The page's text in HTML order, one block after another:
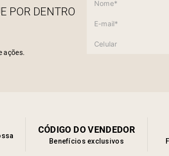
POR DENTRO
ações.
CÓDIGO DO VENDEDOR
Benefícios exclusivos